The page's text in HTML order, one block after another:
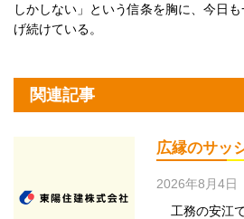
しかしない」という信条を胸に、今日
げ続けている。
関連記事
広縁のサッ
2026年8月4日
工務の安江